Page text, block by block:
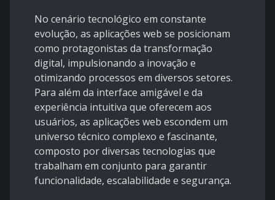
No cenário tecnológico em constante
evolução, as aplicações web se posicionam
como protagonistas da transformação
digital, impulsionando a inovação e
otimizando processos em diversos setores.
Para além da interface amigável e da
experiência intuitiva que oferecem aos
usuários, as aplicações web escondem um
universo técnico complexo e fascinante,
composto por diversas tecnologias que
trabalham em conjunto para garantir
funcionalidade, escalabilidade e segurança.